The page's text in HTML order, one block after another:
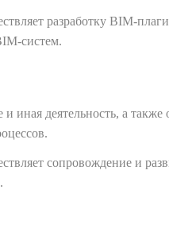
разработку BIM-
систем.
и иная деятельность, а
сопровождение и